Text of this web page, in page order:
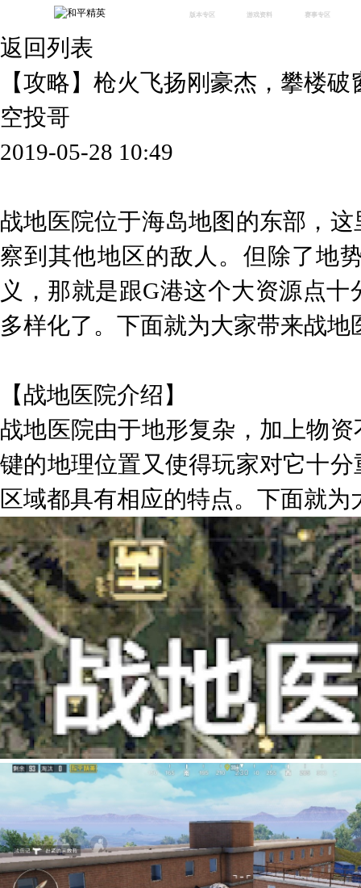
版本专区 游戏资料 赛事专区
体验服 视频中心 授权赛 腾
返回列表
【攻略】枪火飞扬刚豪杰，攀楼
空投哥
2019-05-28 10:49
战地医院位于海岛地图的东部，
察到其他地区的敌人。但除了地
义，那就是跟G港这个大资源点
多样化了。下面就为大家带来战地
【战地医院介绍】
战地医院由于地形复杂，加上物
键的地理位置又使得玩家对它十
区域都具有相应的特点。下面就为